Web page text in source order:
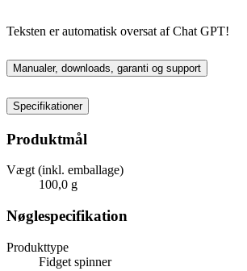
Teksten er automatisk oversat af Chat GPT!
Manualer, downloads, garanti og support
Specifikationer
Produktmål
Vægt (inkl. emballage)
100,0 g
Nøglespecifikation
Produkttype
Fidget spinner